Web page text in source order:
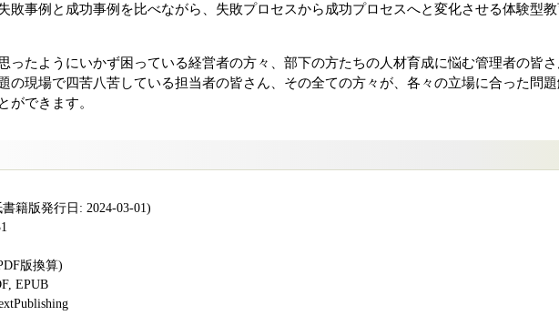
敗事例と成功事例を比べながら、失敗プロセスから成功プロセスへと変化させる体験型
ったようにいかず困っている経営者の方々、部下の方たちの人材育成に悩む管理者の皆さ
の現場で四苦八苦している担当者の皆さん、その全ての方々が、各々の立場に合った問
ができます。
籍版発行日: 2024-03-01)
版換算)
EPUB